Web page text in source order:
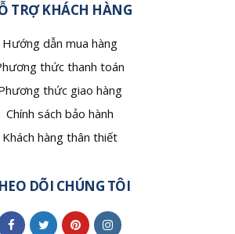
TRỢ KHÁCH HÀNG
Hướng dẫn mua hàng
thức thanh toán
thức giao hàng
Chính sách bảo hành
Khách hàng thân thiết
DÕI CHÚNG TÔI